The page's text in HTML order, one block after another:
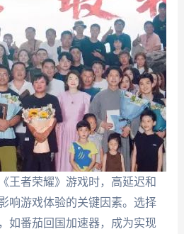
王者荣耀》游戏时，高延迟和
响游戏体验的关键因素。选择
如番茄回国加速器，成为实现